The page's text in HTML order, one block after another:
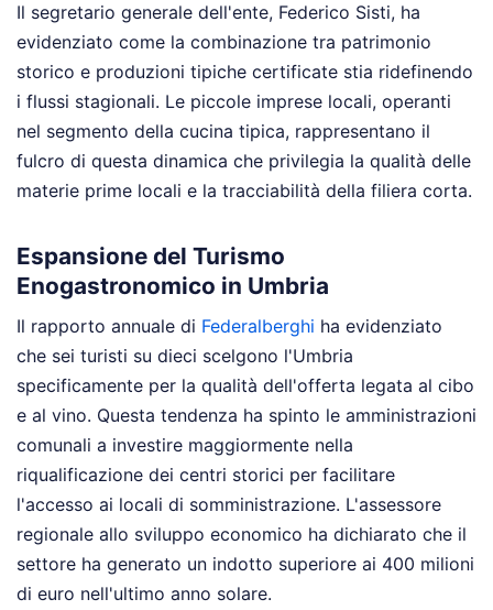
Il segretario generale dell'ente, Federico Sisti, ha
evidenziato come la combinazione tra patrimonio
storico e produzioni tipiche certificate stia ridefinendo
i flussi stagionali. Le piccole imprese locali, operanti
nel segmento della cucina tipica, rappresentano il
fulcro di questa dinamica che privilegia la qualità delle
materie prime locali e la tracciabilità della filiera corta.
Espansione del Turismo
Enogastronomico in Umbria
Il rapporto annuale di Federalberghi ha evidenziato
che sei turisti su dieci scelgono l'Umbria
specificamente per la qualità dell'offerta legata al cibo
e al vino. Questa tendenza ha spinto le amministrazioni
comunali a investire maggiormente nella
riqualificazione dei centri storici per facilitare
l'accesso ai locali di somministrazione. L'assessore
regionale allo sviluppo economico ha dichiarato che il
settore ha generato un indotto superiore ai 400 milioni
di euro nell'ultimo anno solare.